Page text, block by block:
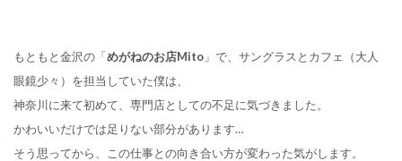
もともと金沢の「めがねのお店Mito 」で、サングラスとカフェ（大人
眼鏡少々）を担当していた僕は、
神奈川に来て初めて、専門店としての不足に気づきました。
かわいいだけでは足りない部分があります…
そう思ってから、この仕事との向き合い方が変わった気がします。